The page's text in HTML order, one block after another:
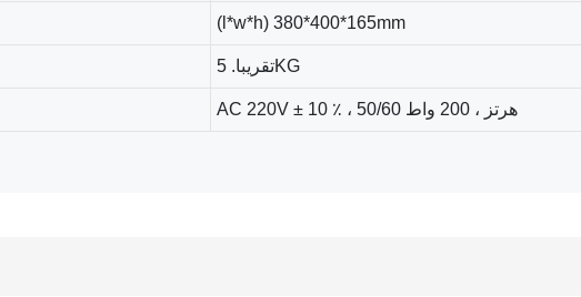
(l*w*h) 380*400*165mm
تقريبا. 5KG
AC 220V ± 10 ٪ ، 50/60 هرتز ، 200 واط